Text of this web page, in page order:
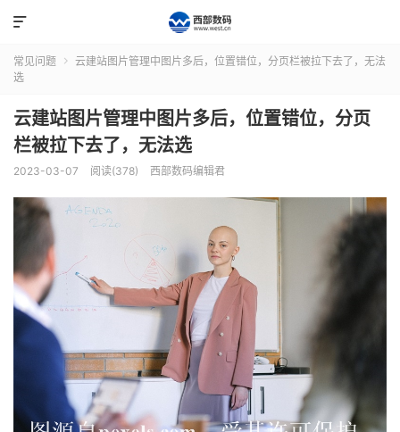

常见问题 
云建站图片管理中图片多后，位置错位，分页栏被拉下去了，无法
选
云建站图片管理中图片多后，位置错位，分页
栏被拉下去了，无法选
2023-03-07 阅读(378) 西部数码编辑君